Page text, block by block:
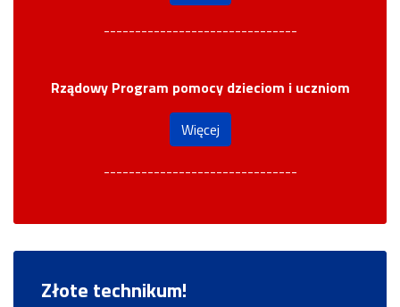
-------------------------------
Rządowy Program pomocy dzieciom i uczniom
Więcej
-------------------------------
Złote technikum!